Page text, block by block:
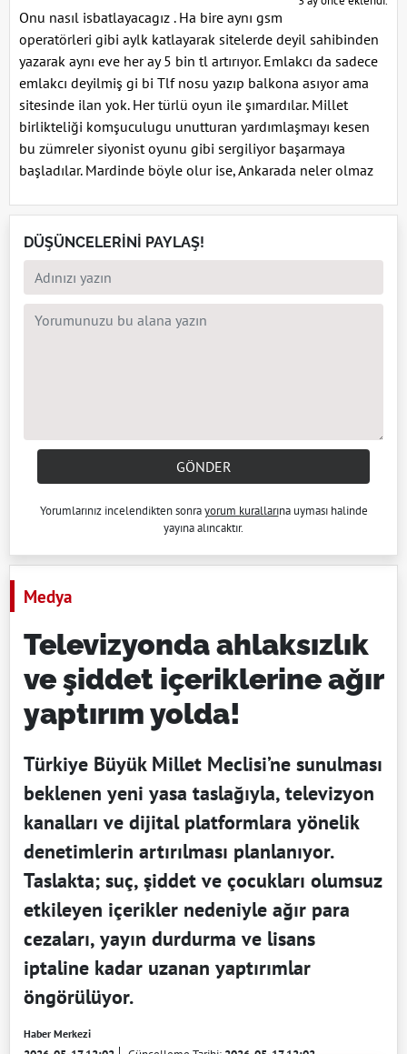
Onu nasıl isbatlayacagız . Ha bire aynı gsm
operatörleri gibi aylk katlayarak sitelerde deyil sahibinden
yazarak aynı eve her ay 5 bin tl artırıyor. Emlakcı da sadece
emlakcı deyilmiş gi bi Tlf nosu yazıp balkona asıyor ama
sitesinde ilan yok. Her türlü oyun ile şımardılar. Millet
birlikteliği komşuculugu unutturan yardımlaşmayı kesen
bu zümreler siyonist oyunu gibi sergiliyor başarmaya
başladılar. Mardinde böyle olur ise, Ankarada neler olmaz
DÜŞÜNCELERİNİ PAYLAŞ!
GÖNDER
Yorumlarınız incelendikten sonrayorum kurallarına uyması halinde
yayına alıncaktır.
Medya
Televizyonda ahlaksızlık
ve şiddet içeriklerine ağır
yaptırım yolda!
Türkiye Büyük Millet Meclisi’ne sunulması
beklenen yeni yasa taslağıyla, televizyon
kanalları ve dijital platformlara yönelik
denetimlerin artırılması planlanıyor.
Taslakta; suç, şiddet ve çocukları olumsuz
etkileyen içerikler nedeniyle ağır para
cezaları, yayın durdurma ve lisans
iptaline kadar uzanan yaptırımlar
öngörülüyor.
Haber Merkezi